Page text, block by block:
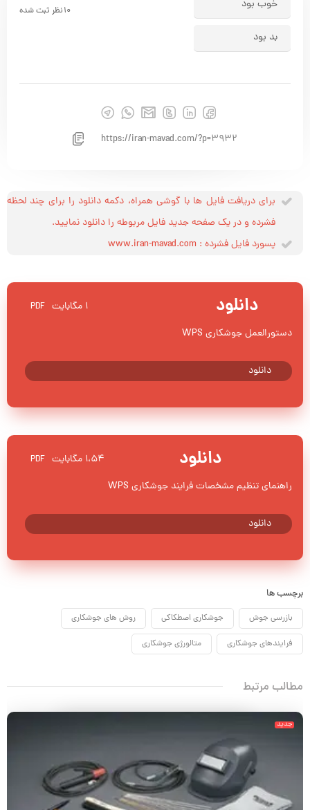
خوب بود
بد بود
10نظر ثبت شده
https://iran-mavad.com/?p=3932
برای دریافت فایل ها با گوشی همراه، دکمه دانلود را برای چند لحظه
فشرده و در یک صفحه جدید فایل مربوطه را دانلود نمایید.
پسورد فایل فشرده : www.iran-mavad.com
دانلود
دستورالعمل جوشکاری WPS
۱ مگابایت PDF
دانلود
دانلود
راهنمای تنظیم مشخصات فرایند جوشکاری WPS
۱،۵۴ مگابایت PDF
دانلود
برچسب ها
بازرسی جوش جوشکاری اصطکاکی روش های جوشکاری
فرایندهای جوشکاری متالورژی جوشکاری
مطالب مرتبط
جدید